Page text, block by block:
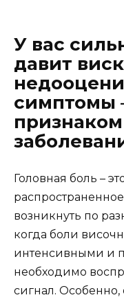
У вас
давит
симптомы
Головная боль –
возникнуть по
когда боли
интенсивными и
необходимо
сигнал.